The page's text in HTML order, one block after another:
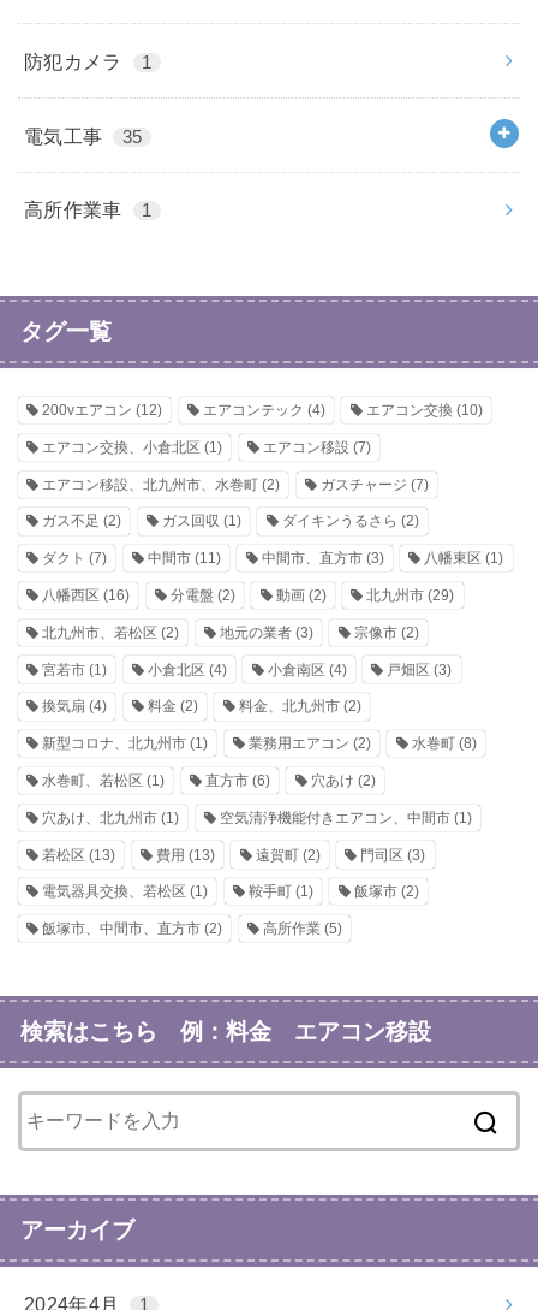
防犯カメラ 1
電気工事 35
高所作業車 1
タグ一覧
200vエアコン (12) エアコンテック (4) エアコン交換 (10)
エアコン交換、小倉北区 (1) エアコン移設 (7)
エアコン移設、北九州市、水巻町 (2) ガスチャージ (7)
ガス不足 (2) ガス回収 (1) ダイキンうるさら (2)
ダクト (7) 中間市(11) 中間市、直方市(3) 八幡東区 (1)
八幡西区 (16) 分電盤 (2) 動画(2) 北九州市 (29)
北九州市、若松区 (2) 地元の業者(3) 宗像市(2)
宮若市 (1) 小倉北区 (4) 小倉南区 (4) 戸畑区 (3)
換気扇 (4) 料金 (2) 料金、北九州市(2)
新型コロナ、北九州市 (1) 業務用エアコン (2) 水巻町(8)
水巻町、若松区 (1) 直方市(6) 穴あけ (2)
穴あけ、北九州市 (1) 空気清浄機能付きエアコン、中間市(1)
若松区 (13) 費用 (13) 遠賀町(2) 門司区 (3)
電気器具交換、若松区 (1) 鞍手町(1) 飯塚市(2)
飯塚市、中間市、直方市 (2) 高所作業(5)
検索はこちら 例：料金 エアコン移設
アーカイブ
2024年4月 1